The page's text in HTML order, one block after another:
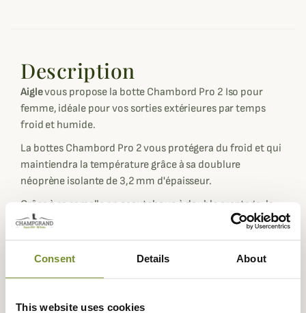
Consent Details About
This website uses cookies
Description
Aiglevous propose la botte Chambord Pro 2 Iso pour
femme, idéale pour vos sorties extérieures par temps
froid et humide.
La bottes Chambord Pro 2 vous protégera du froid et qui
maintiendra la température grâce à sa doublure
néoprène isolante de 3,2 mm d'épaisseur.
Grâce à sa semelle en caoutchouc à double crantage, la
botte Chambord Pro 2 vous garantit une excellente
adhérence sur tous types de terrains pour pouvoir
l'utiliser dans de multiples conditions.
Les bottes pour femme Chambord Pro 2 Iso sont
comme au travail.